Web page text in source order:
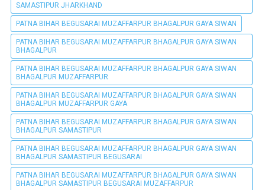
SAMASTIPUR JHARKHAND
PATNA BIHAR BEGUSARAI MUZAFFARPUR BHAGALPUR GAYA SIWAN
PATNA BIHAR BEGUSARAI MUZAFFARPUR BHAGALPUR GAYA SIWAN
BHAGALPUR
PATNA BIHAR BEGUSARAI MUZAFFARPUR BHAGALPUR GAYA SIWAN
BHAGALPUR MUZAFFARPUR
PATNA BIHAR BEGUSARAI MUZAFFARPUR BHAGALPUR GAYA SIWAN
BHAGALPUR MUZAFFARPUR GAYA
PATNA BIHAR BEGUSARAI MUZAFFARPUR BHAGALPUR GAYA SIWAN
BHAGALPUR SAMASTIPUR
PATNA BIHAR BEGUSARAI MUZAFFARPUR BHAGALPUR GAYA SIWAN
BHAGALPUR SAMASTIPUR BEGUSARAI
PATNA BIHAR BEGUSARAI MUZAFFARPUR BHAGALPUR GAYA SIWAN
BHAGALPUR SAMASTIPUR BEGUSARAI MUZAFFARPUR